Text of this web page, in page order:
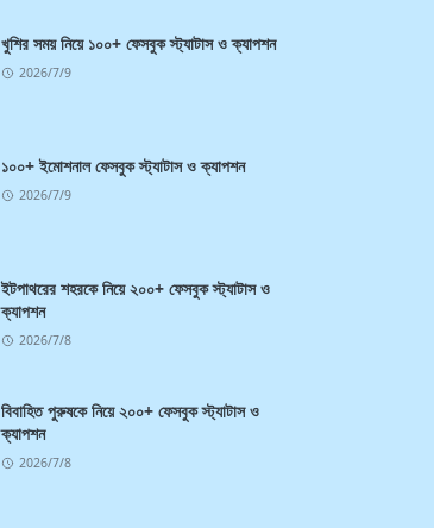
খুশির সময় নিয়ে ১০০+ ফেসবুক স্ট্যাটাস ও ক্যাপশন
2026/7/9
১০০+ ইমোশনাল ফেসবুক স্ট্যাটাস ও ক্যাপশন
2026/7/9
ইটপাথরের শহরকে নিয়ে ২০০+ ফেসবুক স্ট্যাটাস ও
ক্যাপশন
2026/7/8
বিবাহিত পুরুষকে নিয়ে ২০০+ ফেসবুক স্ট্যাটাস ও
ক্যাপশন
2026/7/8